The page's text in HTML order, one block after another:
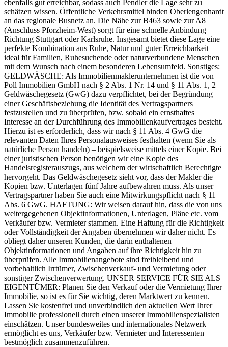
ebenfalls gut erreichbar, sodass auch Pendler die Lage sehr zu
schätzen wissen. Öffentliche Verkehrsmittel binden Oberlengenhardt
an das regionale Busnetz an. Die Nähe zur B463 sowie zur A8
(Anschluss Pforzheim-West) sorgt für eine schnelle Anbindung
Richtung Stuttgart oder Karlsruhe. Insgesamt bietet diese Lage eine
perfekte Kombination aus Ruhe, Natur und guter Erreichbarkeit –
ideal für Familien, Ruhesuchende oder naturverbundene Menschen
mit dem Wunsch nach einem besonderen Lebensumfeld. Sonstiges:
GELDWÄSCHE: Als Immobilienmaklerunternehmen ist die von
Poll Immobilien GmbH nach § 2 Abs. 1 Nr. 14 und § 11 Abs. 1, 2
Geldwäschegesetz (GwG) dazu verpflichtet, bei der Begründung
einer Geschäftsbeziehung die Identität des Vertragspartners
festzustellen und zu überprüfen, bzw. sobald ein ernsthaftes
Interesse an der Durchführung des Immobilienkaufvertrages besteht.
Hierzu ist es erforderlich, dass wir nach § 11 Abs. 4 GwG die
relevanten Daten Ihres Personalausweises festhalten (wenn Sie als
natürliche Person handeln) – beispielsweise mittels einer Kopie. Bei
einer juristischen Person benötigen wir eine Kopie des
Handelsregisterauszugs, aus welchem der wirtschaftlich Berechtigte
hervorgeht. Das Geldwäschegesetz sieht vor, dass der Makler die
Kopien bzw. Unterlagen fünf Jahre aufbewahren muss. Als unser
Vertragspartner haben Sie auch eine Mitwirkungspflicht nach § 11
Abs. 6 GwG. HAFTUNG: Wir weisen darauf hin, dass die von uns
weitergegebenen Objektinformationen, Unterlagen, Pläne etc. vom
Verkäufer bzw. Vermieter stammen. Eine Haftung für die Richtigkeit
oder Vollständigkeit der Angaben übernehmen wir daher nicht. Es
obliegt daher unseren Kunden, die darin enthaltenen
Objektinformationen und Angaben auf ihre Richtigkeit hin zu
überprüfen. Alle Immobilienangebote sind freibleibend und
vorbehaltlich Irrtümer, Zwischenverkauf- und Vermietung oder
sonstiger Zwischenverwertung. UNSER SERVICE FÜR SIE ALS
EIGENTÜMER: Planen Sie den Verkauf oder die Vermietung Ihrer
Immobilie, so ist es für Sie wichtig, deren Marktwert zu kennen.
Lassen Sie kostenfrei und unverbindlich den aktuellen Wert Ihrer
Immobilie professionell durch einen unserer Immobilienspezialisten
einschätzen. Unser bundesweites und internationales Netzwerk
ermöglicht es uns, Verkäufer bzw. Vermieter und Interessenten
bestmöglich zusammenzuführen.